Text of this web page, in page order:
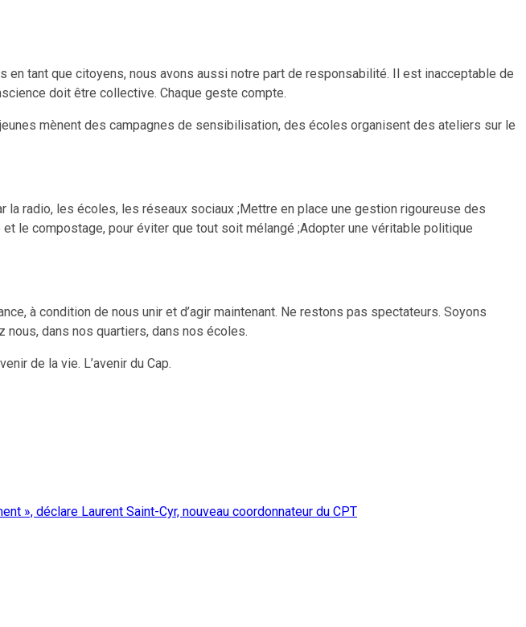
en tant que citoyens, nous avons aussi notre part de responsabilité. Il est inacceptable de
doit être collective. Chaque geste compte.
mènent des campagnes de sensibilisation, des écoles organisent des ateliers sur le
radio, les écoles, les réseaux sociaux ;Mettre en place une gestion rigoureuse des
le compostage, pour éviter que tout soit mélangé ;Adopter une véritable politique
à condition de nous unir et d’agir maintenant. Ne restons pas spectateurs. Soyons
dans nos quartiers, dans nos écoles.
de la vie. L’avenir du Cap.
», déclare Laurent Saint-Cyr, nouveau coordonnateur du CPT